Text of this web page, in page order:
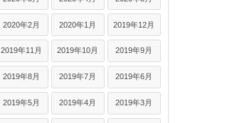
2020年2月 2020年1月 2019年12月
2019年11月 2019年10月 2019年9月
2019年8月 2019年7月 2019年6月
2019年5月 2019年4月 2019年3月